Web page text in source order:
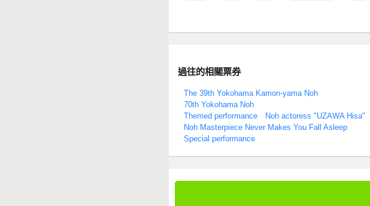
過往的相關票券
The 39th Yokohama Kamon-yama Noh
70th Yokohama Noh
Themed performance Noh actoress "UZAWA Hisa"
Noh Masterpiece Never Makes You Fall Asleep
Special performance